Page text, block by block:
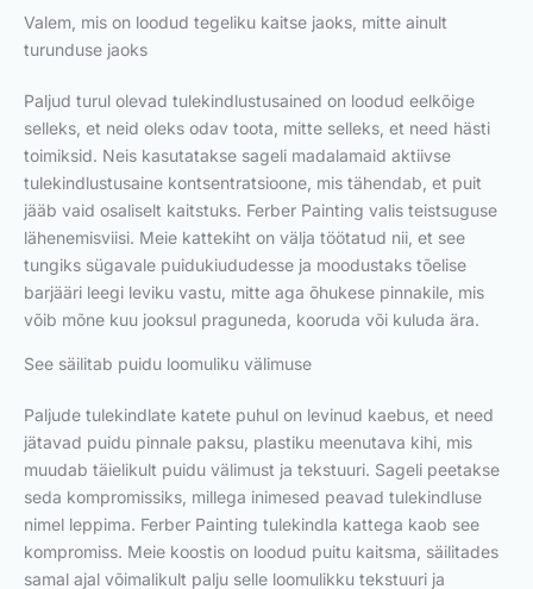
Valem, mis on loodud tegeliku kaitse jaoks, mitte ainult
turunduse jaoks
Paljud turul olevad tulekindlustusained on loodud eelkõige
selleks, et neid oleks odav toota, mitte selleks, et need hästi
toimiksid. Neis kasutatakse sageli madalamaid aktiivse
tulekindlustusaine kontsentratsioone, mis tähendab, et puit
jääb vaid osaliselt kaitstuks. Ferber Painting valis teistsuguse
lähenemisviisi. Meie kattekiht on välja töötatud nii, et see
tungiks sügavale puidukiududesse ja moodustaks tõelise
barjääri leegi leviku vastu, mitte aga õhukese pinnakile, mis
võib mõne kuu jooksul praguneda, kooruda või kuluda ära.
See säilitab puidu loomuliku välimuse
Paljude tulekindlate katete puhul on levinud kaebus, et need
jätavad puidu pinnale paksu, plastiku meenutava kihi, mis
muudab täielikult puidu välimust ja tekstuuri. Sageli peetakse
seda kompromissiks, millega inimesed peavad tulekindluse
nimel leppima. Ferber Painting tulekindla kattega kaob see
kompromiss. Meie koostis on loodud puitu kaitsma, säilitades
samal ajal võimalikult palju selle loomulikku tekstuuri ja